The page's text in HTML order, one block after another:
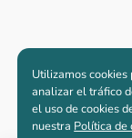
Utilizamos
analizar el tráfico
el uso de cookies
nuestra Política de